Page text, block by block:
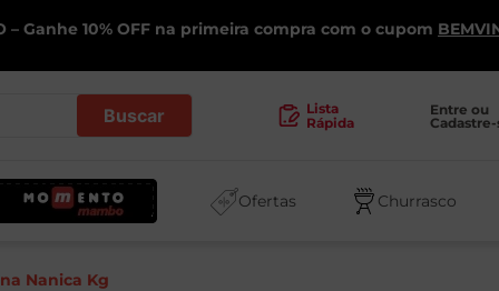
– Ganhe 10% OFF na primeira compra com o cupom
Lista
Rápida
Entre ou
Cadastre-
Ofertas Churrasco
Nanica Kg